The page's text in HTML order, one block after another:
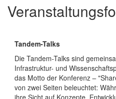
Absatz
Tandem-Talks
Die Tandem-Talks sind
Infrastruktur- und
das Motto der Konferenz –
von zwei Seiten beleuchtet:
ihre Sicht auf Konzepte,